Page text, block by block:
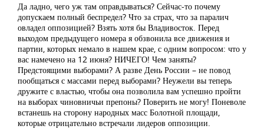
Да ладно, чего уж там оправдываться? Сейчас-то почему
допускаем полный беспредел? Что за страх, что за паралич
овладел оппозицией? Взять хотя бы Владивосток. Перед
выходом предыдущего номера я обзвонила все движения и
партии, которых немало в нашем крае, с одним вопросом: что у
вас намечено на 12 июня? НИЧЕГО! Чем заняты?
Предстоящими выборами? А разве День России – не повод
пообщаться с массами перед выборами? Неужели вы теперь
дружите с властью, чтобы она позволила вам успешно пройти
на выборах чиновничьи препоны? Поверить не могу! Поневоле
встанешь на сторону народных масс Болотной площади,
которые отрицательно встречали лидеров оппозиции.